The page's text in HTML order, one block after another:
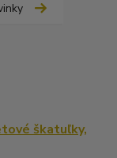
škatuľky,